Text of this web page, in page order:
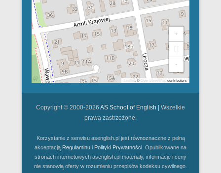
+
-
, © OpenStreetMap contributors
Copyright © 2000-2026 AS School of English | Wszelkie
prawa zastrzeżone.
Korzystanie z serwisu asenglish.pl jest równoznaczne z pełną
akceptacją Regulaminu i Polityki Prywatności. Opublikowane na
stronach internetowych asenglish.pl materiały, informacje i ceny
nie stanowią oferty w rozumieniu przepisów kodeksu cywilnego.